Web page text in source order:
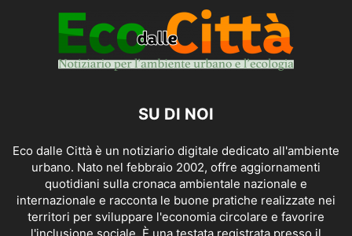
SU DI NOI
Eco dalle Città è un notiziario digitale dedicato all'ambiente
urbano. Nato nel febbraio 2002, offre aggiornamenti
quotidiani sulla cronaca ambientale nazionale e
internazionale e racconta le buone pratiche realizzate nei
territori per sviluppare l'economia circolare e favorire
l'inclusione sociale. È una testata registrata presso il